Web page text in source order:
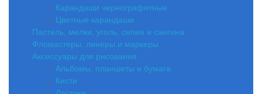
Карандаши чернографитные
Цветные карандаши
Пастель, мелки, уголь, сепия и сангина
Фломастеры, линеры и маркеры
Аксессуары для рисования
Альбомы, планшеты и бумага
Кисти